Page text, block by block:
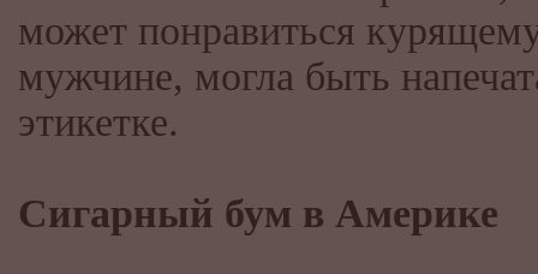
может понравиться
мужчине, могла быть
этикетке.
Сигарный бум в Америке